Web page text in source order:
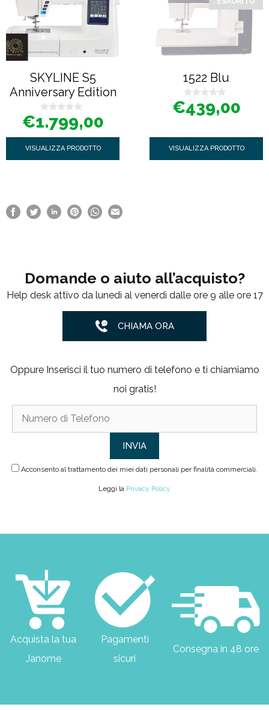
SKYLINE S5
Anniversary Edition
0
s
€1.799,00
VISUALIZZA PRODOTTO
1522 Blu
0
s
€439,00
VISUALIZZA PRODOTTO
Domande o aiuto all’acquisto?
Help desk attivo da lunedì al venerdì dalle ore 9 alle ore 17
CHIAMA ORA
Oppure Inserisci il tuo numero di telefono e ti chiamiamo
noi gratis!
Acconsento al trattamento dei miei dati personali per finalità commerciali.
Leggi la Privacy Policy
Acquista la tua
Janome
Pagamenti
sicuri
Consegna in 48 ore